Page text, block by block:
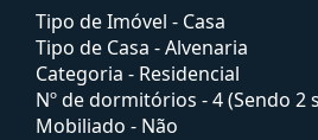
Tipo de Imóvel - Casa
Tipo de Casa - Alvenaria
Categoria - Residencial
Nº de dormitórios - 4 (Sendo 2
Mobiliado - Não